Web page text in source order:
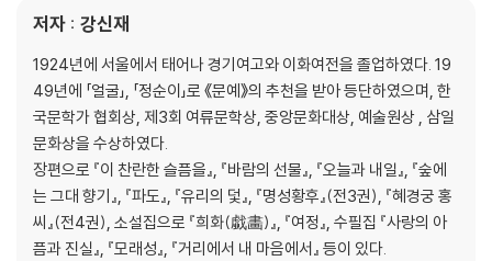
저자 : 강신재
1924년에 서울에서 태어나 경기여고와 이화여전을 졸업하였다. 19
49년에 「얼굴」, 「정순이」로 《문예》의 추천을 받아 등단하였으며, 한
국문학가 협회상, 제3회 여류문학상, 중앙문화대상, 예술원상 , 삼일
문화상을 수상하였다.
장편으로 『이 찬란한 슬픔을』, 『바람의 선물』, 『오늘과 내일』, 『숲에
는 그대 향기』, 『파도』, 『유리의 덫』, 『명성황후』(전3권), 『혜경궁 홍
씨』(전4권), 소설집으로 『희화(戱畵)』, 『여정』, 수필집 『사랑의 아
픔과 진실』, 『모래성』, 『거리에서 내 마음에서』 등이 있다.